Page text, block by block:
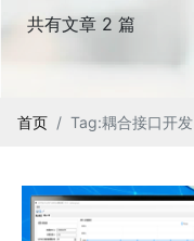
共有文章 2 篇
首页 Tag:耦合接口开发